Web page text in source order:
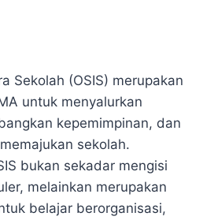
Sekolah (OSIS) merupakan
untuk menyalurkan
kepemimpinan, dan
sekolah.
bukan sekadar mengisi
melainkan merupakan
belajar berorganisasi,